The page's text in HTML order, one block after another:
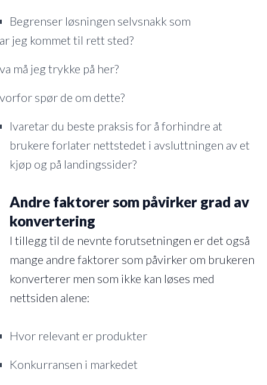
Begrenser løsningen selvsnakk som
jeg kommet til rett sted?
må jeg trykke på her?
spør de om dette?
Ivaretar du beste praksis for å forhindre at
brukere forlater nettstedet i avsluttningen av et
kjøp og på landingssider?
Andre faktorer som påvirker grad av
konvertering
I tillegg til de nevnte forutsetningen er det også
mange andre faktorer som påvirker om brukeren
konverterer men som ikke kan løses med
nettsiden alene:
Hvor relevant er produkter
Konkurransen i markedet